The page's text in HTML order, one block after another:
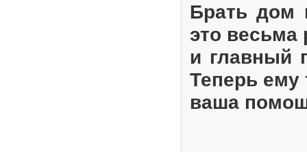
Брать дом
это весьма
и главный
Теперь ему
ваша